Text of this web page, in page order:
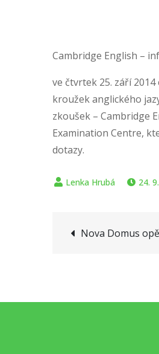
Cambridge English –
ve čtvrtek 25. září
kroužek anglického
zkoušek – Cambridge
Examination Centre,
dotazy.
24.
Nova Domus